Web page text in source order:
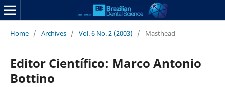
Home / Archives / Vol. 6 No. 2 (2003) / Masthead
Editor Científico: Marco Antonio
Bottino